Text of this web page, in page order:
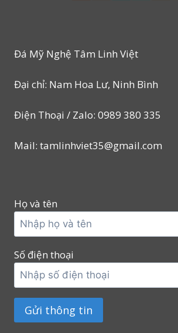
Đá Mỹ Nghệ Tâm Linh Việt
Đại chỉ: Nam Hoa Lư, Ninh Bình
Điện Thoại / Zalo: 0989 380 335
Mail: tamlinhviet35@gmail.com
Họ và tên
Số điện thoại